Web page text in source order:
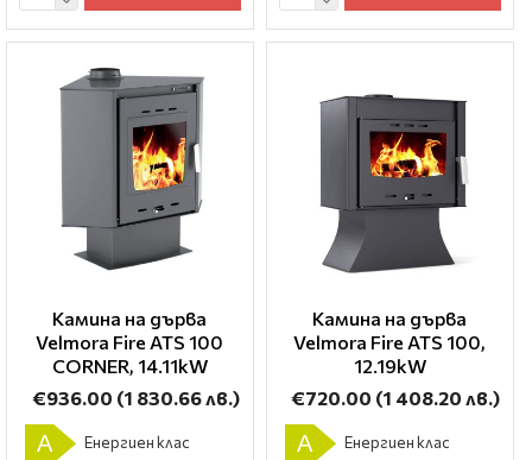
Камина на дърва
Velmora Fire ATS 100
CORNER, 14.11kW
€936.00 (1 830.66 лв.)
A Енергиен клас
Камина на дърва
Velmora Fire ATS 100,
12.19kW
€720.00 (1 408.20 лв.)
A Енергиен клас